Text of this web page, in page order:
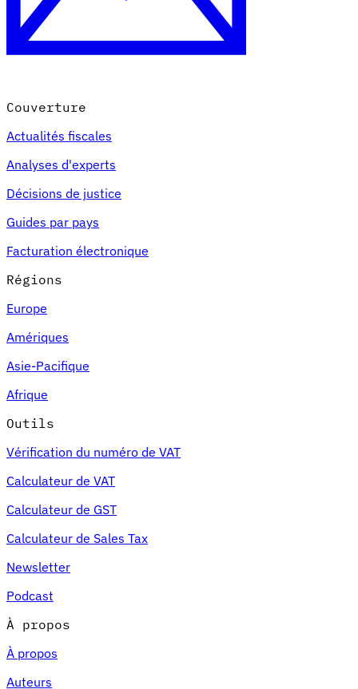
Couverture
Actualités fiscales
Analyses d'experts
Décisions de justice
Guides par pays
Facturation électronique
Régions
Europe
Amériques
Asie-Pacifique
Afrique
Outils
Vérification du numéro de VAT
Calculateur de VAT
Calculateur de GST
Calculateur de Sales Tax
Newsletter
Podcast
À propos
À propos
Auteurs